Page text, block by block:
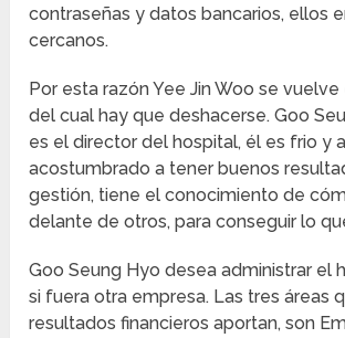
contraseñas y datos bancarios, ellos
cercanos.
Por esta razón Yee Jin Woo se
del cual hay que deshacerse. Goo
es el director del hospital, él es frio y
acostumbrado a tener buenos
gestión, tiene el conocimiento de
delante de otros, para conseguir lo
Goo Seung Hyo desea administrar el
si fuera otra empresa. Las tres áreas
resultados financieros aportan, son